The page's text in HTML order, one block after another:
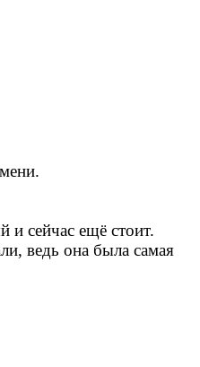
и сейчас ещё стоит.
ведь она была самая